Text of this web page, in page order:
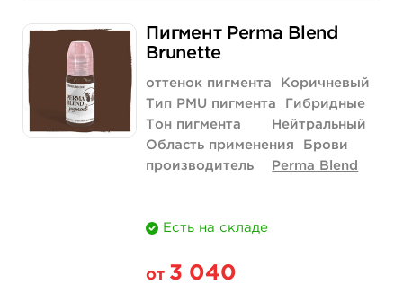
Цена
Количество
1 690 руб.
купить купить
Пигмент Perma Blend
Brunette
оттенок пигмента
Коричневый
Тип PMU пигмента
Гибридные
Тон пигмента
Нейтральный
Область применения
Брови
производитель
Perma Blend
Есть на складе
от 3 040